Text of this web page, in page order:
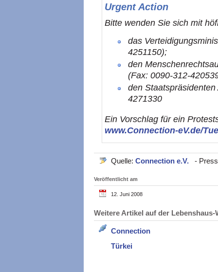
Urgent Action
Bitte wenden Sie sich mit
das
4251150);
den
(Fax: 0090-312-
den
4271330
Ein Vorschlag für ein
www.Connection-eV.de/
Quelle: Connection e.V. -
Veröffentlicht am
12. Juni 2008
Weitere Artikel auf der
Connection
Türkei